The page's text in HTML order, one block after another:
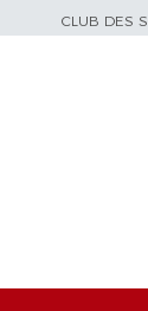
CLUB DES